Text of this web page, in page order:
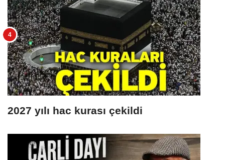
2027 yılı hac kurası çekildi